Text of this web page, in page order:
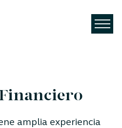
amplia experiencia